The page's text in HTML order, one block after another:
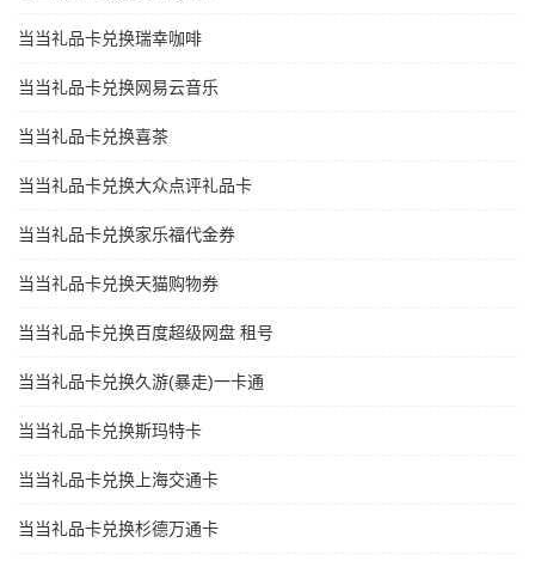
当当礼品卡兑换瑞幸咖啡
当当礼品卡兑换网易云音乐
当当礼品卡兑换喜茶
当当礼品卡兑换大众点评礼品卡
当当礼品卡兑换家乐福代金券
当当礼品卡兑换天猫购物券
当当礼品卡兑换百度超级网盘 租号
当当礼品卡兑换久游(暴走)一卡通
当当礼品卡兑换斯玛特卡
当当礼品卡兑换上海交通卡
当当礼品卡兑换杉德万通卡